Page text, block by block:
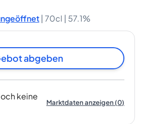
| 70cl | 57.1%
abgeben
keine
Marktdaten anzeigen(0)